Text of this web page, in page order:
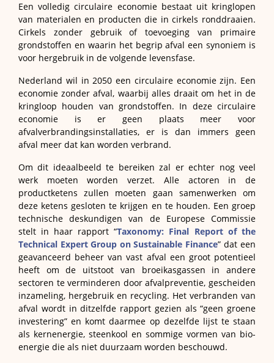
Een volledig circulaire economie bestaat uit kringlopen
van materialen en producten die in cirkels ronddraaien.
Cirkels zonder gebruik of toevoeging van primaire
grondstoffen en waarin het begrip afval een synoniem is
voor hergebruik in de volgende levensfase.
Nederland wil in 2050 een circulaire economie zijn. Een
economie zonder afval, waarbij alles draait om het in de
kringloop houden van grondstoffen. In deze circulaire
economie is er geen plaats meer voor
afvalverbrandingsinstallaties, er is dan immers geen
afval meer dat kan worden verbrand.
Om dit ideaalbeeld te bereiken zal er echter nog veel
werk moeten worden verzet. Alle actoren in de
productketens zullen moeten gaan samenwerken om
deze ketens gesloten te krijgen en te houden. Een groep
technische deskundigen van de Europese Commissie
stelt in haar rapport “Taxonomy: Final Report of the
Technical Expert Group on Sustainable Finance” dat een
geavanceerd beheer van vast afval een groot potentieel
heeft om de uitstoot van broeikasgassen in andere
sectoren te verminderen door afvalpreventie, gescheiden
inzameling, hergebruik en recycling. Het verbranden van
afval wordt in ditzelfde rapport gezien als “geen groene
investering” en komt daarmee op dezelfde lijst te staan
als kernenergie, steenkool en sommige vormen van bio-
energie die als niet duurzaam worden beschouwd.